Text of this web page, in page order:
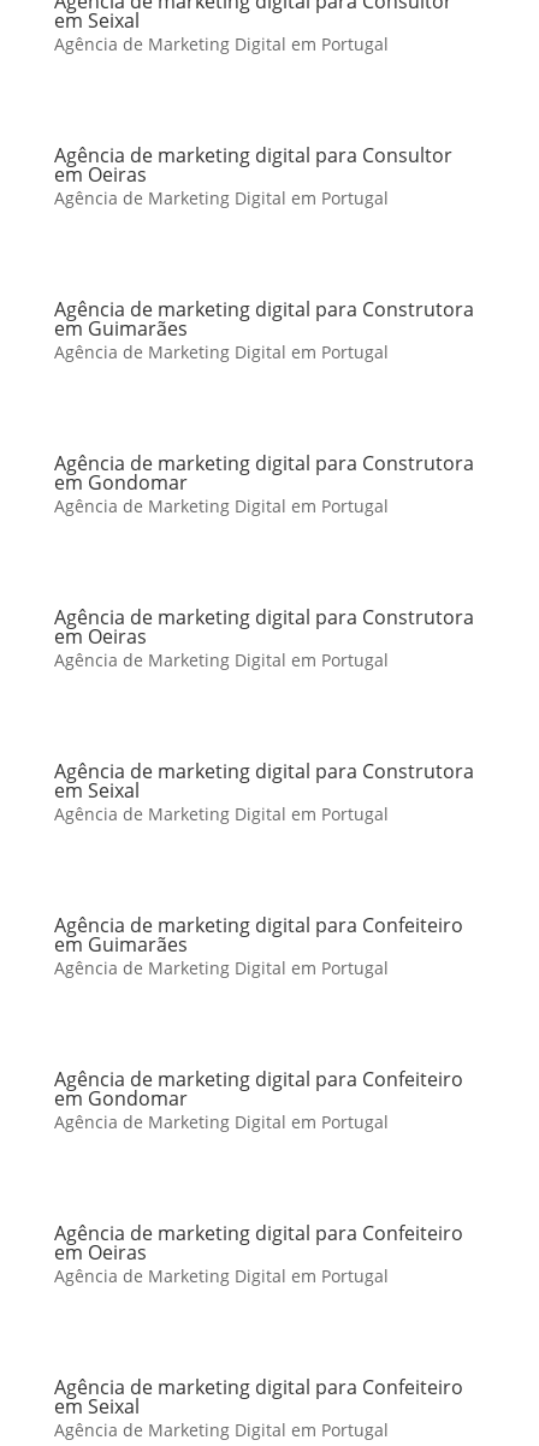
em Seixal
Agência de Marketing Digital em Portugal
Agência de marketing digital para Consultor
em Oeiras
Agência de Marketing Digital em Portugal
Agência de marketing digital para Construtora
em Guimarães
Agência de Marketing Digital em Portugal
Agência de marketing digital para Construtora
em Gondomar
Agência de Marketing Digital em Portugal
Agência de marketing digital para Construtora
em Oeiras
Agência de Marketing Digital em Portugal
Agência de marketing digital para Construtora
em Seixal
Agência de Marketing Digital em Portugal
Agência de marketing digital para Confeiteiro
em Guimarães
Agência de Marketing Digital em Portugal
Agência de marketing digital para Confeiteiro
em Gondomar
Agência de Marketing Digital em Portugal
Agência de marketing digital para Confeiteiro
em Oeiras
Agência de Marketing Digital em Portugal
Agência de marketing digital para Confeiteiro
em Seixal
Agência de Marketing Digital em Portugal